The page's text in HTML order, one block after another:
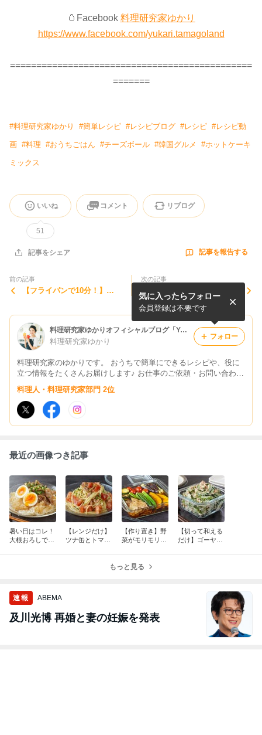
🥚Facebook 料理研究家ゆかり
https://www.facebook.com/yukari.tamagoland
==============================================
=======
#料理研究家ゆかり #簡単レシピ #レシピブログ #レシピ #レシピ動
画 #料理 #おうちごはん #チーズボール #韓国グルメ #ホットケーキ
ミックス
いいね
51
コメント リブログ
記事をシェア 記事を報告する
前の記事
【フライパンで10分！】冷
方』【簡単レシピ】
次の記事
一度は作ってみたくなる『巾
着うどん』の作り方！出汁が
ジュワ〜っと！やみつきにな
る旨さ
料理研究家ゆかりオフィシャルブログ「Yukari's Kitchen おうちで簡単レシピ」Powered by Ameba
料理研究家ゆかり
料理研究家のゆかりです。 おうちで簡単にできるレシピや、役に
立つ情報をたくさんお届けします♪ お仕事のご依頼・お問い合わせ
はこちら→yukari@tamakara.com
気に入ったらフォロー
会員登録は不要です
フォロー
料理人・料理研究家部門 2位
最近の画像つき記事
暑い日はコレ！
大根おろしでさ
【レンジだけ】
ツナ缶とトマト
【作り置き】野
菜がモリモリ食
き浸し」が絶品
【切って和える
だけ】ゴーヤの
もっと見る
速報 ABEMA
及川光博 再婚と妻の妊娠を発表